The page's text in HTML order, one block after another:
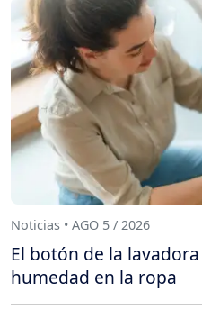
Noticias • AGO 5 / 2026
El botón de la
humedad en la ropa